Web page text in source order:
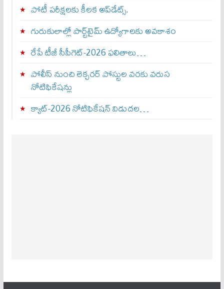
పోటీ పరీక్షలకు కీలక అప్‌డేట్స్.
గురుకులాల్లో పార్ట్‌టైమ్ ఉద్యోగాలకు అవకాశం
రేపే టీజీ సీపీగెట్‌-2026 ఫలితాలు…
పోలీస్ నుంచి లెక్చరర్ పోస్టుల వరకు వరుస
నోటిఫికేషన్లు
క్యాట్-2026 నోటిఫికేషన్ విడుదల…